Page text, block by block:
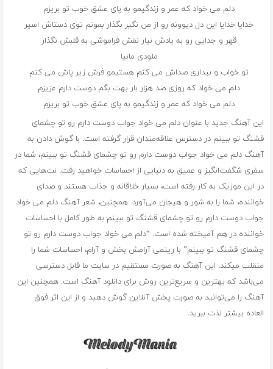
دلم می خواد که عمر و زندگیمو به پای عشق خوب تو بریزم
خدایا خدایا این دل دیوونه رو از من نگیر بگذار بمونم توی دستاش اسیر
قهر و جدایی رو به یادش نیار نقش فراموشی به قلبش نگذار
ملودی مانیا
تو خواب و بیداری صداش می کنم هستیمو فرش زیر پاش می کنم
دلم می خواد که روزی صد هزار بار بهت بگم دوست دارم عزیزم
دلم می خواد که عمر و زندگیمو به پای عشق خوب تو بریزم
این آهنگ جدید با عنوان دلم می خواد جواب دوست دارم رو تو چشمای
قشنگ تو ببینم در دسترس علاقه‌مندان قرار گرفته است. با گوش دادن به
آهنگ دلم می خواد جواب دوست دارم رو تو چشمای قشنگ تو ببینم، شما در
سفری شگفت‌انگیز و عمیق به دنیایی از احساسات خواهید رفت. نت‌هایی که
در این موزیک به کار رفته است، بسیار خلاقانه و جذاب هستند و صدای
خواننده، شما را به شور و هیجان می‌آورد. همچنین، شعر آهنگ دلم می خواد
جواب دوست دارم رو تو چشمای قشنگ تو ببینم به طور کامل با احساسات
خواننده در هم آمیخته شده است. “دلم می خواد جواب دوست دارم رو تو
چشمای قشنگ تو ببینم” با ریتمی آرامش بخش و آرام، احساسات شما را
منقلب میکند. این آهنگ به صورت مستقیم در سایت ما قابل دسترسی
می‌باشد که بهترین و سریع‌ترین روش برای دانلود آهنگ است. همچنین این
آهنگ را می‌توانید به صورت پخش آنلاین گوش دهید و از این اثر فوق
العاده بیشتر لذت ببرید.